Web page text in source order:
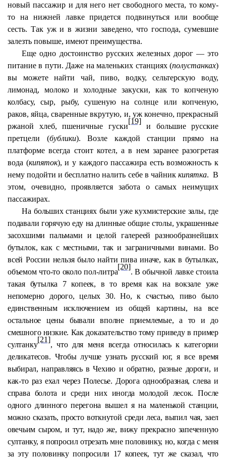
новый пассажир и для него нет свободного места, то кому-
то на нижней лавке придется подвинуться или вообще
сесть. Так уж и в жизни заведено, что господа, сумевшие
залезть повыше, имеют преимущества.
Еще одно достоинство русских железных дорог — это
питание в пути. Даже на маленьких станциях (полустанках)
вы можете найти чай, пиво, водку, сельтерскую воду,
лимонад, молоко и холодные закуски, как то копченую
колбасу, сыр, рыбу, сушеную на солнце или копченую,
раков, яйца, сваренные вкрутую, и, уж конечно, прекрасный
ржаной хлеб, пшеничные гуски
[19]
и большие русские
претцели (бублики). Возле каждой станции прямо на
платформе всегда стоит котел, а в нем заранее разогретая
вода (кипяток), и у каждого пассажира есть возможность к
нему подойти и бесплатно налить себе в чайник кипятка. В
этом, очевидно, проявляется забота о самых неимущих
пассажирах.
На больших станциях были уже кухмистерские залы, где
подавали горячую еду на длинные общие столы, украшенные
засохшими пальмами и целой галереей разнообразнейших
бутылок, как с местными, так и заграничными винами. Во
всей России нельзя было найти пива иначе, как в бутылках,
объемом что-то около пол-литра
[20]
. В обычной лавке стоила
такая бутылка 7 копеек, в то время как на вокзале уже
непомерно дорого, целых 30. Но, к счастью, пиво было
единственным исключением из общей картины, на все
остальное цены бывали вполне приемлемые, а то и до
смешного низкие. Как доказательство тому приведу в пример
султанку
[21]
, что для меня всегда относилась к категории
деликатесов. Чтобы лучше узнать русский юг, я все время
выбирал, направляясь в Чехию и обратно, разные дороги, и
как-то раз ехал через Полесье. Дорога однообразная, слева и
справа болота и среди них иногда молодой лесок. После
одного длинного перегона вышел я на маленькой станции,
можно сказать, просто воткнутой среди леса, выпил чая, заел
овечьим сыром, и тут, надо же, вижу прекрасно запеченную
султанку, я попросил отрезать мне половинку, но, когда с меня
за эту половинку попросили 17 копеек, тут же сказал, что